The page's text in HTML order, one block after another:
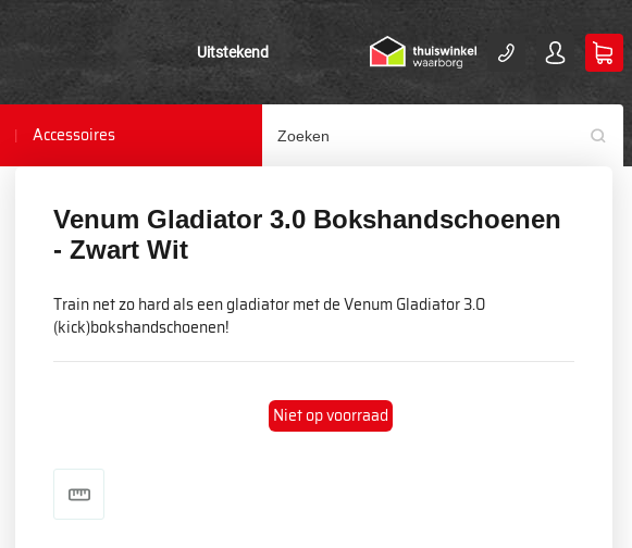
Uitstekend
Accessoires
Venum Gladiator 3.0 Bokshandschoenen
- Zwart Wit
Train net zo hard als een gladiator met de Venum Gladiator 3.0
(kick)bokshandschoenen!
Niet op voorraad